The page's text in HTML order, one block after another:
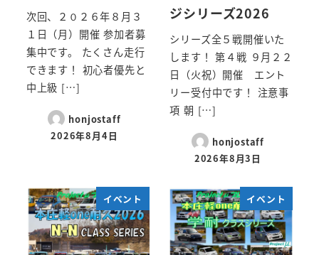
次回、２０２６年８月３
１日（月）開催 参加者募
集中です。 たくさん走行
できます！ 初心者優先と
中上級 […]
honjostaff
2026年8月4日
ジシリーズ2026
シリーズ全５戦開催いた
します！ 第４戦 ９月２２
日（火祝）開催 エント
リー受付中です！ 注意事
項 朝 […]
honjostaff
2026年8月3日
イベント イベント